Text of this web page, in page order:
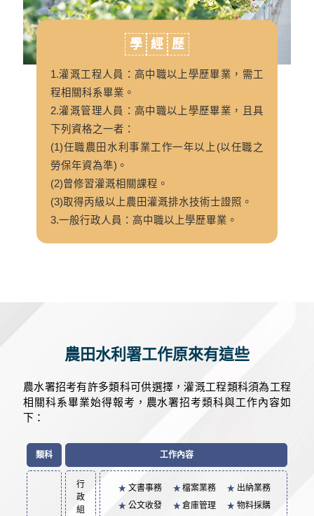
學 經 歷
1.灌溉工程人員：高中職以上學歷畢業，需工
程相關科系畢業。
2.灌溉管理人員：高中職以上學歷畢業，且具
下列資格之一者：
(1)任職農田水利事業工作一年以上(以任職之
勞保年資為準)。
(2)曾修習灌溉相關課程。
(3)取得丙級以上農田灌溉排水技術士證照。
3.一般行政人員：高中職以上學歷畢業。
農田水利署工作原來有這些
農水署招考有許多類科可供選擇，灌溉工程類科須為工程
相關科系畢業始得報考，農水署招考類科與工作內容如
下：
類科 工作內容
行
政
組
文書事務 檔案業務
出納業務
公文收發
倉庫管理 物料採購